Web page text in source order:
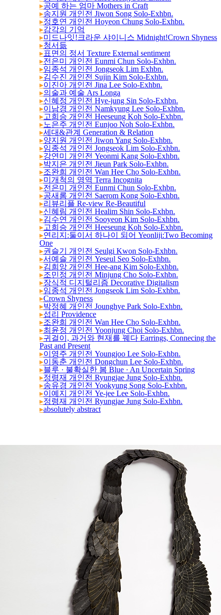
▸공예 하는 엄마 Mothers in Craft
▸송지원 개인전 Jiwon Song Solo-Exhbn.
▸정호연 개인전 Hoyeon Chung Solo-Exhbn.
▸감각의 기억
▸미드나잇!크라운 샤이니스 Midnight!Crown Shyness
▸청서듦
▸표면의 정서 Texture External sentiment
▸전은미 개인전 Eunmi Chun Solo-Exhbn.
▸임종석 개인전 Jongseok Lim Exhbn.
▸김수진 개인전 Sujin Kim Solo-Exhbn.
▸이진아 개인전 Jina Lee Solo-Exhbn.
▸의술과 예술 Ars Longa
▸신혜정 개인전 Hye-jung Sin Solo-Exhbn.
▸이남경 개인전 Namkyung Lee Solo-Exhbn.
▸고희승 개인전 Heeseung Koh Solo-Exhbn.
▸노은주 개인전 Eunjoo Noh Solo-Exhbn.
▸세대&관계 Generation & Relation
▸양지원 개인전 Jiwon Yang Solo-Exhbn.
▸임종석 개인전 Jongseok Lim Solo-Exhbn.
▸강연미 개인전 Yeonmi Kang Solo-Exhbn.
▸박지은 개인전 Jieun Park Solo-Exhbn.
▸조완희 개인전 Wan Hee Cho Solo-Exhbn.
▸미개척의 영역 Terra Incognita
▸전은미 개인전 Eunmi Chun Solo-Exhbn.
▸공새롬 개인전 Saerom Kong Solo-Exhbn.
▸리뷰리플 Re-view Re-Beautiful
▸신혜림 개인전 Healim Shin Solo-Exhbn.
▸김수연 개인전 Sooyeon Kim Solo-Exhbn.
▸고희승 개인전 Heeseung Koh Solo-Exhbn.
▸연리지:둘이서 하나이 되어 Yeonliji:Two Becoming
One
▸권슬기 개인전 Seulgi Kwon Solo-Exhbn.
▸서예슬 개인전 Yeseul Seo Solo-Exhbn.
▸김희앙 개인전 Hee-ang Kim Solo-Exhbn.
▸조민정 개인전 Minjung Cho Solo-Exhbn.
▸장식적 디지털리즘 Decorative Digitalism
▸임종석 개인전 Jongseok Lim Solo-Exhbn.
▸Crown Shyness
▸박정혜 개인전 Jounghye Park Solo-Exhbn.
▸섭리 Providence
▸조완희 개인전 Wan Hee Cho Solo-Exhbn.
▸최윤정 개인전 Yoonjung Choi Solo-Exhbn.
▸귀걸이, 과거와 현재를 꿰다 Earrings, Connecing the
Past and Present
▸이영주 개인전 Youngjoo Lee Solo-Exhbn.
▸이동춘 개인전 Dongchun Lee Solo-Exhbn.
▸블루 · 불확실한 봄 Blue · An Uncertain Spring
▸정령재 개인전 Ryungjae Jung Solo-Exhbn.
▸송유경 개인전 Yookyung Song Solo-Exhbn.
▸이예지 개인전 Ye-jee Lee Solo-Exhbn.
▸정령재 개인전 Ryungjae Jung Solo-Exhbn.
▸absolutely abstract